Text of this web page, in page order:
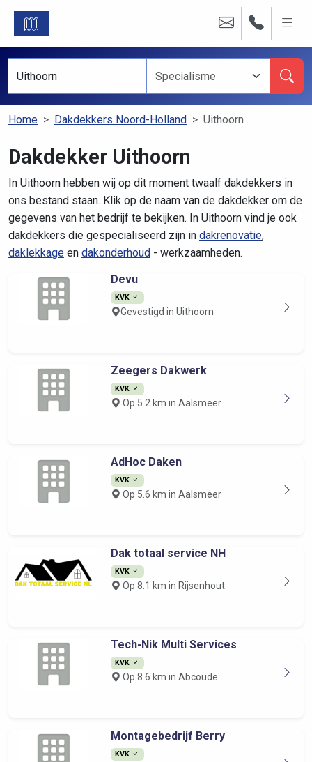
Home Dakdekkers Noord-Holland Uithoorn
Dakdekker Uithoorn
In Uithoorn hebben wij op dit moment twaalf dakdekkers in
ons bestand staan. Klik op de naam van de dakdekker om de
gegevens van het bedrijf te bekijken. In Uithoorn vind je ook
dakdekkers die gespecialiseerd zijn in dakrenovatie,
daklekkage en dakonderhoud - werkzaamheden.
Devu
KVK
Gevestigd in Uithoorn
Zeegers Dakwerk
KVK
Op 5.2 km in Aalsmeer
AdHoc Daken
KVK
Op 5.6 km in Aalsmeer
Dak totaal service NH
KVK
Op 8.1 km in Rijsenhout
Tech-Nik Multi Services
KVK
Op 8.6 km in Abcoude
Montagebedrijf Berry
KVK